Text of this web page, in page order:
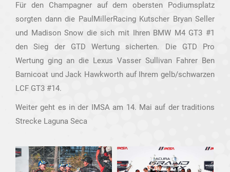
Für den Champagner auf dem obersten Podiumsplatz
sorgten dann die PaulMillerRacing Kutscher Bryan Seller
und Madison Snow die sich mit Ihren BMW M4 GT3 #1
den Sieg der GTD Wertung sicherten. Die GTD Pro
Wertung ging an die Lexus Vasser Sullivan Fahrer Ben
Barnicoat und Jack Hawkworth auf Ihrem gelb/schwarzen
LCF GT3 #14.
Weiter geht es in der IMSA am 14. Mai auf der traditions
Strecke Laguna Seca